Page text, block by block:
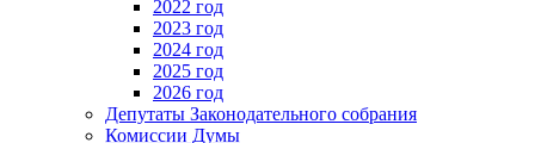
2022 год
2023 год
2024 год
2025 год
2026 год
Депутаты Законодательного собрания
Комиссии Думы